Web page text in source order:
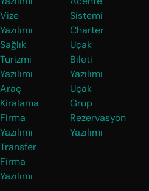
Vize
Yazılımı
Sağlık
Turizmi
Yazılımı
Araç
Kiralama
Firma
Yazılımı
Transfer
Firma
Yazılımı
Sistemi
Charter
Uçak
Bileti
Yazılımı
Uçak
Grup
Rezervasyon
Yazılımı